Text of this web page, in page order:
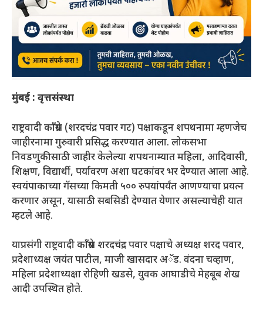
मुंबई : वृत्तसंस्था
राष्ट्रवादी काँग्रेस (शरदचंद्र पवार गट) पक्षाकडून शपथनामा म्हणजेच
जाहीरनामा गुरुवारी प्रसिद्ध करण्यात आला. लोकसभा
निवडणुकीसाठी जाहीर केलेल्या शपथनाम्यात महिला, आदिवासी,
शिक्षण, विद्यार्थी, पर्यावरण अशा घटकांवर भर देण्यात आला आहे.
स्वयंपाकाच्या गॅसच्या किमती ५०० रुपयांपर्यंत आणण्याचा प्रयत्न
करणार असून, यासाठी सबसिडी देण्यात येणार असल्याचेही यात
म्हटले आहे.
याप्रसंगी राष्ट्रवादी काँग्रेस शरदचंद्र पवार पक्षाचे अध्यक्ष शरद पवार,
प्रदेशाध्यक्ष जयंत पाटील, माजी खासदार अॅड. वंदना चव्हाण,
महिला प्रदेशाध्यक्षा रोहिणी खडसे, युवक आघाडीचे मेहबूब शेख
आदी उपस्थित होते.